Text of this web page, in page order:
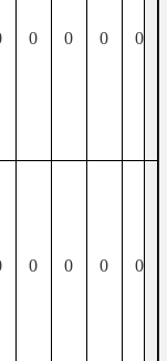
0 0 0 0
0 0 0 0